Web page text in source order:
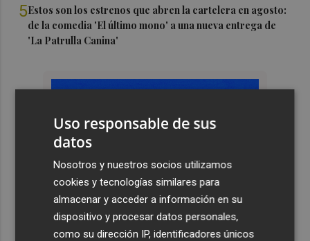
5Estos son los estrenos que abren la cartelera en agosto:
de la comedia 'El último mono' a una nueva entrega de
'La Patrulla Canina'
Uso responsable de sus
datos
Nosotros y nuestros socios utilizamos
cookies y tecnologías similares para
almacenar y acceder a información en su
dispositivo y procesar datos personales,
como su dirección IP, identificadores únicos